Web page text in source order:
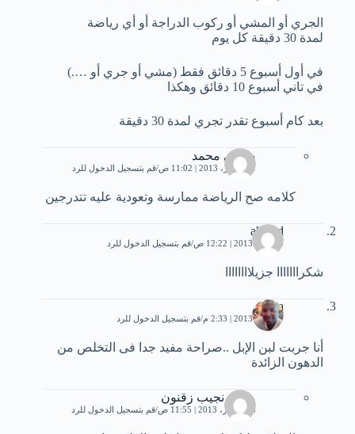
الجري أو المشي أو ركوب الدراجة أو أي رياضة
لمدة 30 دقيقة كل يوم
في أول أسبوع 5 دقائق فقط (مشي أو جري أو ….)
في تاني أسبوع 10 دقائق وهكذا
بعد كام أسبوع تقدر تجري لمدة 30 دقيقة
صبرى محمد
21 أكتوبر، 2013 | 11:02 ص قم بتسجيل الدخول للرد
كلامه صح الرياضة ممارسة وتعودية عليه تتدرجين
ahmed
5 أبريل، 2013 | 12:22 ص قم بتسجيل الدخول للرد
شكرااااااا جزيلاااااااا
issa
5 أبريل، 2013 | 2:33 م قم بتسجيل الدخول للرد
أنا جربت لبن الإبل ..صراحة مفيد جدا فى التخلص من
الدهون الزائدة
محمد نجيب زقنون
8 ديسمبر، 2013 | 11:55 ص قم بتسجيل الدخول للرد